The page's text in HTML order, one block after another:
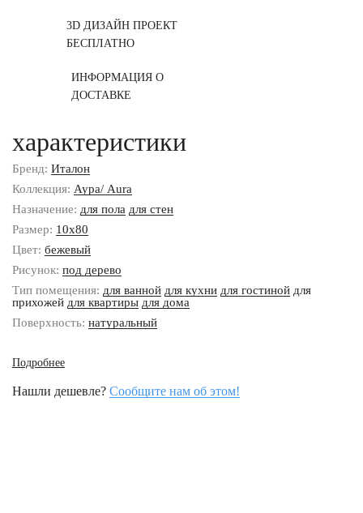
3D ДИЗАЙН ПРОЕКТ
БЕСПЛАТНО
ИНФОРМАЦИЯ О
ДОСТАВКЕ
характеристики
Бренд: Италон
Коллекция: Аура/ Aura
Назначение: для пола для стен
Размер: 10x80
Цвет: бежевый
Рисунок: под дерево
Тип помещения: для ванной для кухни для гостиной для
прихожей для квартиры для дома
Поверхность: натуральный
Подробнее
Нашли дешевле? Сообщите нам об этом!